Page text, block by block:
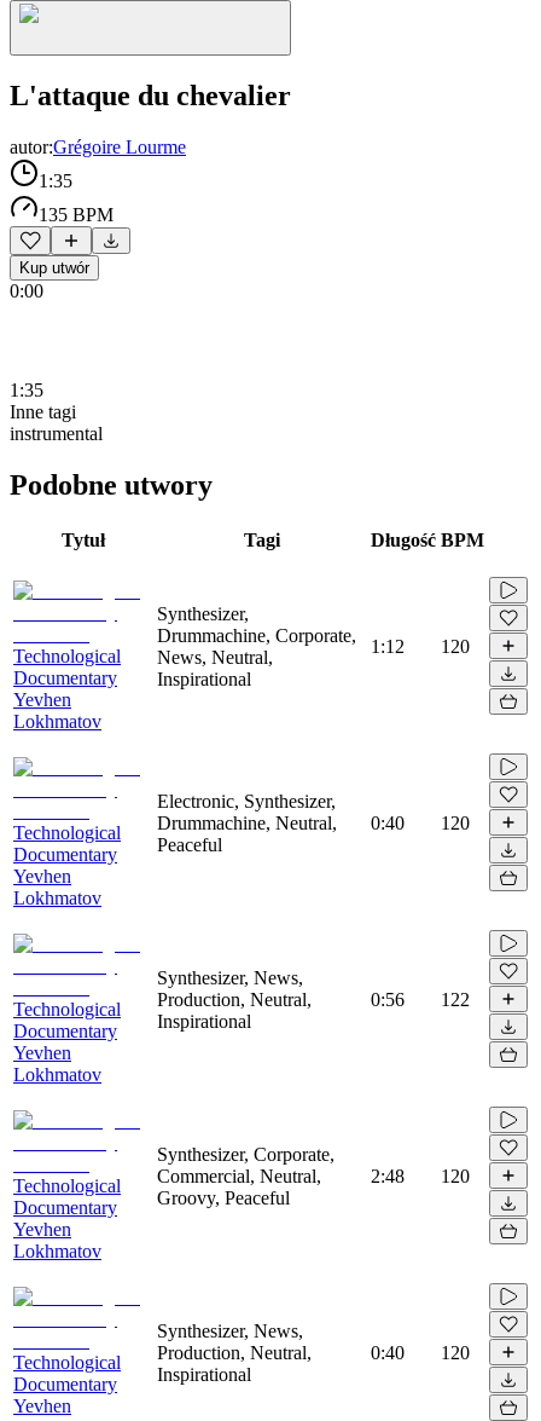
L'attaque du chevalier
autor:Grégoire Lourme
1:35
135 BPM
Kup utwór
0:00
1:35
Inne tagi
instrumental
Podobne utwory
Tytuł Tagi Długość BPM
Technological
Documentary
Yevhen
Lokhmatov
Synthesizer,
Drummachine, Corporate,
News, Neutral,
Inspirational
1:12 120
Technological
Documentary
Yevhen
Lokhmatov
Electronic, Synthesizer,
Drummachine, Neutral,
Peaceful
0:40 120
Technological
Documentary
Yevhen
Lokhmatov
Synthesizer, News,
Production, Neutral,
Inspirational
0:56 122
Technological
Documentary
Yevhen
Lokhmatov
Synthesizer, Corporate,
Commercial, Neutral,
Groovy, Peaceful
2:48 120
Technological
Documentary
Yevhen
Synthesizer, News,
Production, Neutral,
Inspirational
0:40 120